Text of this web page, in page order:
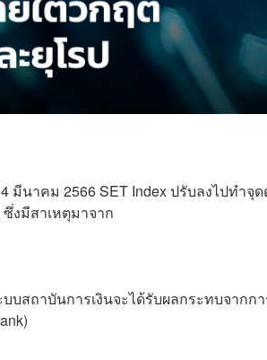
มีนาคม 2566 SET Index ปรับลงไปทำจุ
งมีสาเหตุมาจาก
บสถาบันการเงินจะได้รับผลกระทบจากก